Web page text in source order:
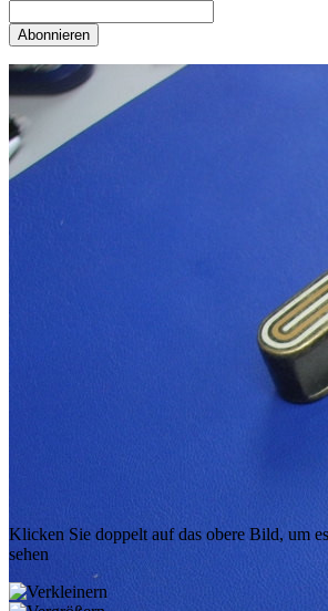
Abonnieren
Klicken Sie doppelt auf das obere Bild, um
sehen